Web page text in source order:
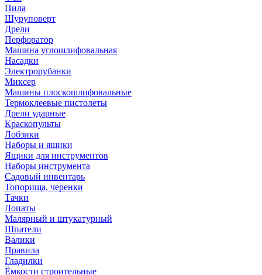
Пила
Шуруповерт
Дрели
Перфоратор
Машина углошлифовальная
Насадки
Электрорубанки
Миксер
Машины плоскошлифовальные
Термоклеевые пистолеты
Дрели ударные
Краскопульты
Лобзики
Наборы и ящики
Ящики для инструментов
Наборы инструмента
Садовый инвентарь
Топорища, черенки
Тачки
Лопаты
Малярный и штукатурный
Шпатели
Валики
Правила
Гладилки
Ёмкости строительные